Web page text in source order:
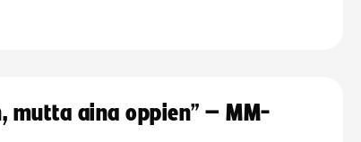
mutta aina oppien” – MM-